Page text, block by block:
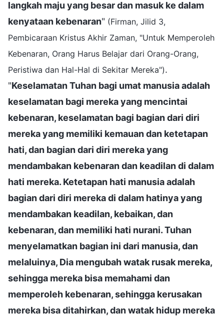
langkah maju yang besar dan masuk ke dalam
kenyataan kebenaran" (Firman, Jilid 3,
Pembicaraan Kristus Akhir Zaman, "Untuk Memperoleh
Kebenaran, Orang Harus Belajar dari Orang-Orang,
Peristiwa dan Hal-Hal di Sekitar Mereka").
"Keselamatan Tuhan bagi umat manusia adalah
keselamatan bagi mereka yang mencintai
kebenaran, keselamatan bagi bagian dari diri
mereka yang memiliki kemauan dan ketetapan
hati, dan bagian dari diri mereka yang
mendambakan kebenaran dan keadilan di dalam
hati mereka. Ketetapan hati manusia adalah
bagian dari diri mereka di dalam hatinya yang
mendambakan keadilan, kebaikan, dan
kebenaran, dan memiliki hati nurani. Tuhan
menyelamatkan bagian ini dari manusia, dan
melaluinya, Dia mengubah watak rusak mereka,
sehingga mereka bisa memahami dan
memperoleh kebenaran, sehingga kerusakan
mereka bisa ditahirkan, dan watak hidup mereka